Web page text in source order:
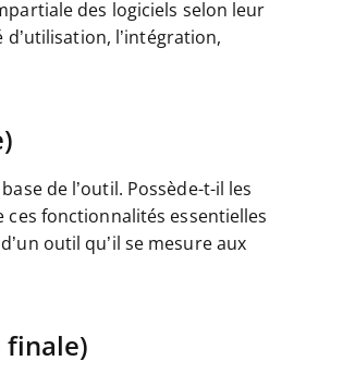
des logiciels selon leur
l’intégration,
de l’outil. Possède-t-il les
fonctionnalités essentielles
outil qu’il se mesure aux
finale)